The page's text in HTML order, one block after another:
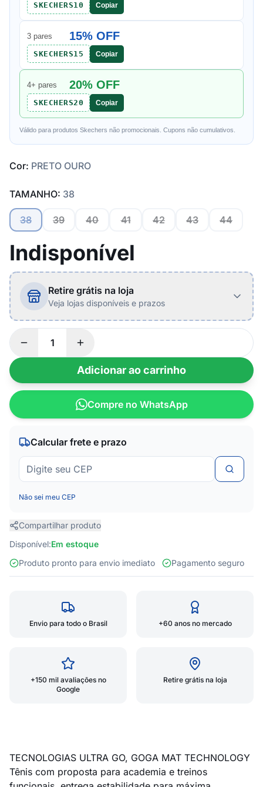
SKECHERS10 Copiar
3 pares 15% OFF
SKECHERS15 Copiar
4+ pares 20% OFF
SKECHERS20 Copiar
Válido para produtos Skechers não promocionais. Cupons não cumulativos.
Cor: PRETO OURO
TAMANHO: 38
38 39 40 41 42 43 44
Indisponível
Retire grátis na loja
Veja lojas disponíveis e prazos
Adicionar ao carrinho
Compre no WhatsApp
Calcular frete e prazo
Não sei meu CEP
Compartilhar produto
Disponível:Em estoque
Produto pronto para envio imediato
Pagamento seguro
Envio para todo o Brasil +60 anos no mercado
+150 mil avaliações no
Google
Retire grátis na loja
TECNOLOGIAS ULTRA GO, GOGA MAT TECHNOLOGY
Tênis com proposta para academia e treinos